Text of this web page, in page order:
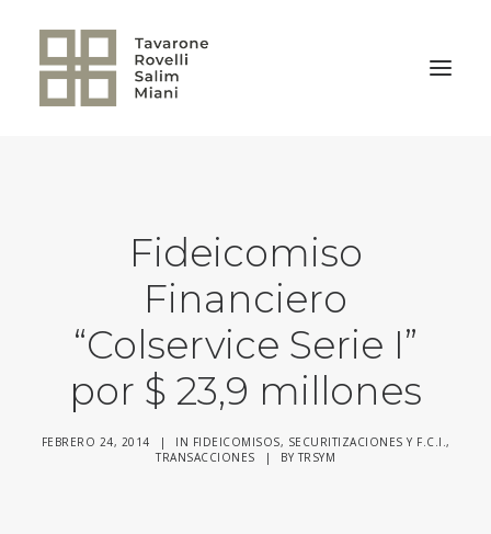
Fideicomiso
Financiero
“Colservice Serie I”
por $ 23,9 millones
FEBRERO 24, 2014 | IN FIDEICOMISOS, SECURITIZACIONES Y F.C.I.,
TRANSACCIONES
| BYTRSYM